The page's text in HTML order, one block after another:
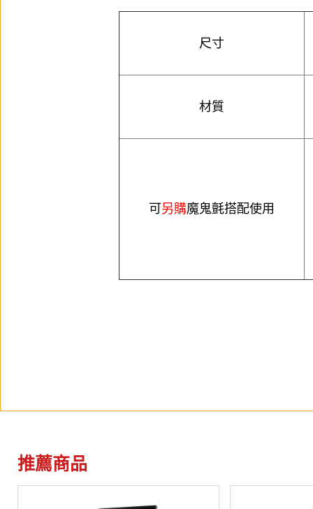
尺寸
材質
可 另購魔鬼氈搭配使用
推薦商品